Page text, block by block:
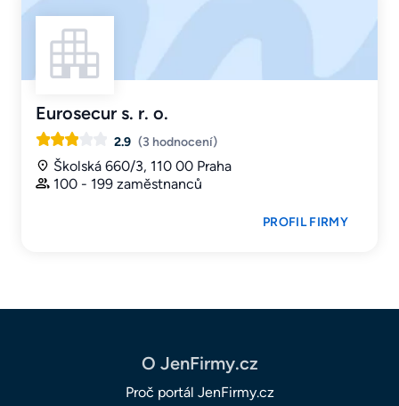
Eurosecur s. r. o.
2.9 (3 hodnocení)
Školská 660/3, 110 00 Praha
100 - 199 zaměstnanců
PROFIL FIRMY
O JenFirmy.cz
Proč portál JenFirmy.cz